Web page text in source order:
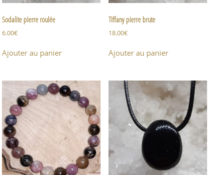
Sodalite pierre roulée
6.00€
Ajouter au panier
Tiffany pierre brute
18.00€
Ajouter au panier